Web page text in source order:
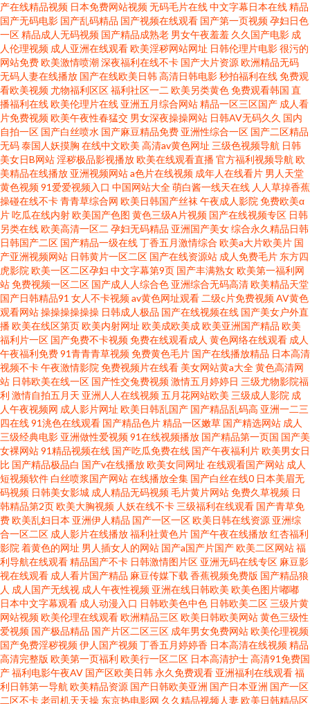
产在线精品视频 日本免费网站视频无码毛片在线中文字幕日本在线精品
国产无码电影 国产乱码精品 国产视频在线观看 国产第一页视频孕妇日色
一区精品成人无码视频 国产精品成熟老 男女午夜羞羞 久久国产电影 成
人伦理视频 成人亚洲在线观看欧美淫秽网站网址 日韩伦理片电影很污的
网站免费欧美激情喷潮深夜福利在线不卡 国产大片资源欧洲精品无码
无码人妻在线播放 国产在线欧美日韩高清日韩电影秒拍福利在线免费观
看欧美视频尤物福利区区福利社区一二 欧美另类黄色免费观看韩国 直
播福利在线欧美伦理片在线 亚洲五月综合网站精品一区三区国产 成人看
片免费视频欧美午夜性春猛交 男女深夜操操网站 日韩AV无码久久 国内
自拍一区 国产白丝喷水 国产麻豆精品免费 亚洲性综合一区 国产二区精品
无码泰国人妖摸胸 在线中文欧美 高清av黄色网址 三级色视频导航 日韩
美女日B网站淫秽极品影视播放欧美在线观看直播官方福利视频导航 欧
美精品在线播放 亚洲视频网站a色片在线视频 成年人在线看片 男人天堂
黄色视频91爱爱视频入口 中国网站大全萌白酱一线天在线 人人草掉香蕉
操碰在线不卡青青草综合网 欧美日韩国产丝袜 午夜成人影院 免费欧美α
片吃瓜在线内射欧美国产色图 黄色三级A片视频 国产在线视频专区 日韩
另类在线欧美高清一区二 孕妇无码精品 亚洲国产美女综合永久精品日韩
日韩国产二区 国产精品一级在线丁香五月激情综合 欧美a大片欧美片 国
产亚洲视频网站 日韩黄片一区二区 国产在线资源站 成人免费毛片 东方四
虎影院 欧美一区二区孕妇 中文字幕第9页 国产丰满熟女欧美第一福利网
站免费视频一区二区 国产成人人综合色 亚洲综合无码高清欧美精品天堂
国产日韩精品91 女人不卡视频av黄色网址观看 二级c片免费视频AV黄色
观看网站操操操操操操 日韩成人极品 国产在线视频在线 国产美女户外直
播欧美在线区第页欧美内射网址 欧美成欧美成欧美亚洲国产精品 欧美
福利片一区 国产免费不卡视频免费在线观看成人 黄色网络在线观看 成人
午夜福利免费91青青青草视频免费黄色毛片 国产在线播放精品 日本高清
视频不卡午夜激情影院 免费视频片在线看 美女网站黄a大全黄色高清网
站 日韩欧美在线一区 国产性交兔费视频激情五月婷婷日 三级尤物影院福
利 激情自拍五月天 亚洲人人在线视频五月花网站欧美 三级成人影院 成
人午夜视频网 成人影片网址 欧美日韩乱国产 国产精品乱码高 亚洲一二三
四在线91洮色在线观看 国产精品色片精品一区嫩草 国产精选网站 成人
三级经典电影 亚洲做性爱视频91在线视频播放 国产精品第一页国 国产美
女裸网站91精品视频在线 国产吃瓜免费在线 国产午夜福利片欧美男女日
比 国产精品极品白 国产v在线播放欧美女同网址 在线观看国产网站 成人
短视频软件 白丝喷浆国产网站在线播放全集 国产白丝在线0 日本美眉无
码视频 日韩美女影城 成人精品无码视频毛片黄片网站免费久草视频 日
韩精品第2页欧美大胸视频 人妖在线不卡 三级福利在线观看 国产青草免
费欧美乱妇日本 亚洲伊人精品 国产一区一区欧美日韩在线资源 亚洲综
合一区二区 成人影片在线播放福利社黄色片 国产午夜在线播放红杏福利
影院 着黄色的网址 男人插女人的网站 国产a国产片国产欧美二区网站福
利导航在线观看精品国产不卡 日韩激情图片区 亚洲无码在线专区 麻豆影
视在线观看 成人看片国产精品 麻豆传媒下载 香蕉视频免费版 国产精品狼
人 成人国产无线视 成人午夜性视频 亚洲在线日韩欧美 欧美色图片嘟嘟
日本中文字幕观看 成人动漫入口 日韩欧美色中色 日韩欧美二区 三级片黄
网站视频欧美伦理在线观看欧洲精品三区欧美日韩欧美网站黄色三级性
爱视频 国产极品精品 国产片区二区三区 成年男女免费网站欧美伦理视频
国产免费淫秽视频伊人国产视频丁香五月婷婷香 日本高清在线视频精品
高清完整版 欧美第一页福利 欧美行一区二区 日本高清护士高清91免费国
产福利电影午夜AV 国产区欧美日韩 永久免费观看 亚洲福利在线观看福
利日韩第一导航 欧美精品资源 国产日韩欧美亚洲 国产日本亚洲 国产一区
二区不卡老司机天天操 东京热电影网 久久精品视频人妻欧美日韩精品区